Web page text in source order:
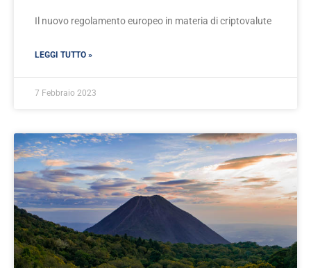
Il nuovo regolamento europeo in materia di criptovalute
LEGGI TUTTO »
7 Febbraio 2023